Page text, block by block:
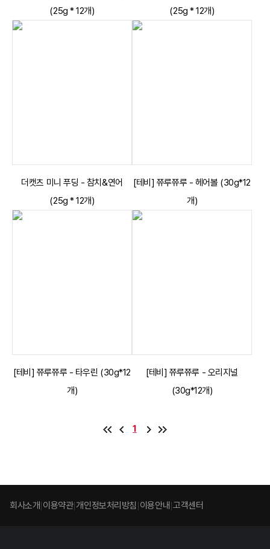
(25g * 12개)
(25g * 12개)
더캣츠 미니 푸딩 - 참치&연어
(25g * 12개)
[테비] 쮸루쮸루 - 헤어볼 (30g*12
개)
[테비] 쮸루쮸루 - 타우린 (30g*12
개)
[테비] 쮸루쮸루 - 오리지널
(30g*12개)
1
회사소개 이용약관 개인정보처리방침 이용안내 고객센터